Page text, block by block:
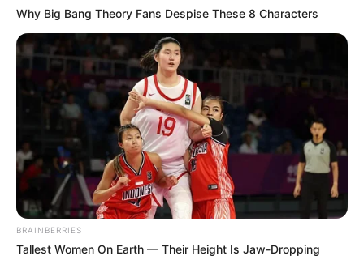
Why Big Bang Theory Fans Despise These 8 Characters
BRAINBERRIES
Tallest Women On Earth — Their Height Is Jaw-Dropping